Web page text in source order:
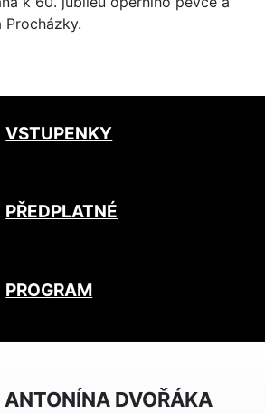
Procházky.
VSTUPENKY
PŘEDPLATNÉ
PROGRAM
ANTONÍNA DVOŘÁKA